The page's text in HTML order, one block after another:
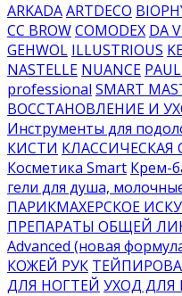
ARKADAARTDECO
CC BROWCOMODEX DA
GEHWOL ILLUSTRIOUS
NASTELLE NUANCE
professional SMART
ВОССТАНОВЛЕНИЕ И
Инструменты для
КИСТИ КЛАССИЧЕСКАЯ
Косметика Smart Крем-
гели для душа,
ПАРИКМАХЕРСКОЕ
ПРЕПАРАТЫ ОБЩЕЙ
Advanced (новая
КОЖЕЙ РУК
ДЛЯ НОГТЕЙ УХОД ДЛЯ